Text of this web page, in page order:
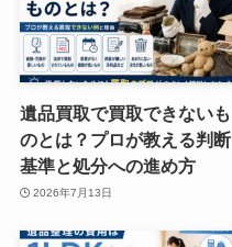
遺品買取で買取できないも
のとは？プロが教える判断
基準と処分への進め方
2026年7月13日